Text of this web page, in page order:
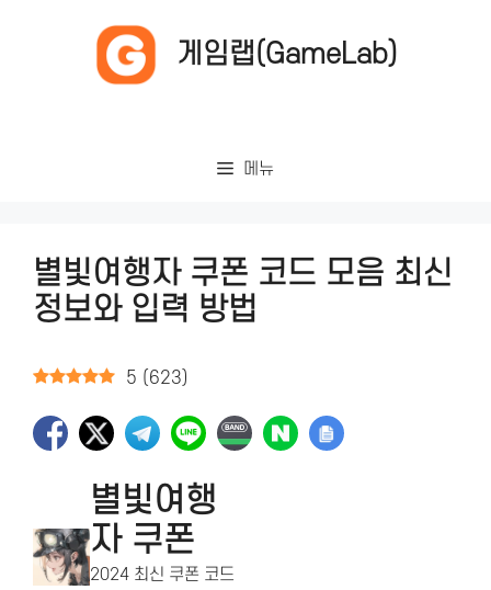
게임랩(GameLab)
메뉴
별빛여행자 쿠폰 코드 모음 최신
정보와 입력 방법
5 ( 623)
별빛여행
자 쿠폰
2024 최신 쿠폰 코드